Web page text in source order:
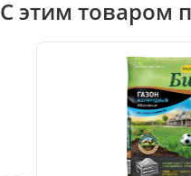
С этим товаром